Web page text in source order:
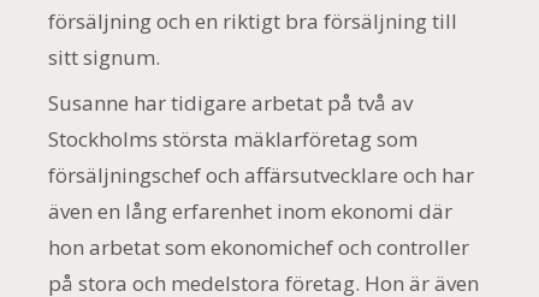
försäljning och en riktigt bra försäljning till
sitt signum.
Susanne har tidigare arbetat på två av
Stockholms största mäklarföretag som
försäljningschef och affärsutvecklare och har
även en lång erfarenhet inom ekonomi där
hon arbetat som ekonomichef och controller
på stora och medelstora företag. Hon är även